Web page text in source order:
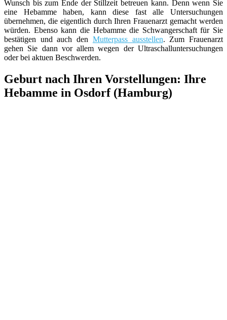
Wunsch bis zum Ende der Stillzeit betreuen kann. Denn wenn Sie
eine Hebamme haben, kann diese fast alle Untersuchungen
übernehmen, die eigentlich durch Ihren Frauenarzt gemacht werden
würden. Ebenso kann die Hebamme die Schwangerschaft für Sie
bestätigen und auch den Mutterpass ausstellen. Zum Frauenarzt
gehen Sie dann vor allem wegen der Ultraschalluntersuchungen
oder bei aktuen Beschwerden.
Geburt nach Ihren Vorstellungen: Ihre
Hebamme in Osdorf (Hamburg)